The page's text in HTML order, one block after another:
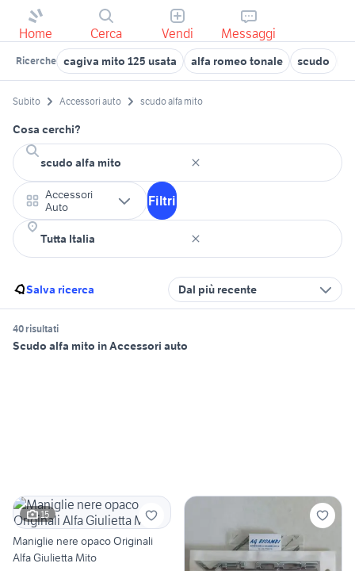
Home Cerca Vendi Messaggi
Ricerche cagiva mito 125 usata alfa romeo tonale scudo
Subito Accessori auto scudo alfa mito
Cosa cerchi?
Accessori
Auto
Filtri
Salva ricerca Dal più recente
40 risultati
Scudo alfa mito in Accessori auto
15
Maniglie nere opaco Originali
Alfa Giulietta Mito